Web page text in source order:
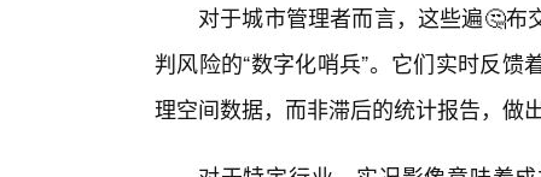
对于城市管理者而言，这些遍🤔
判风险的“数字化哨兵”。它们实时反
理空间数据，而非滞后的统计报告，做